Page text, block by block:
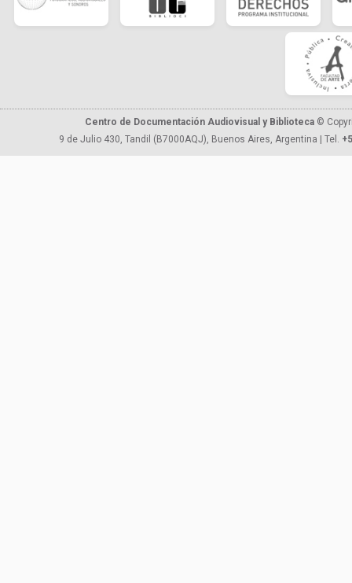
Centro de Documentación Audiovisual y Biblioteca ©
9 de Julio 430, Tandil (B7000AQJ), Buenos Aires, Argentina | Tel.